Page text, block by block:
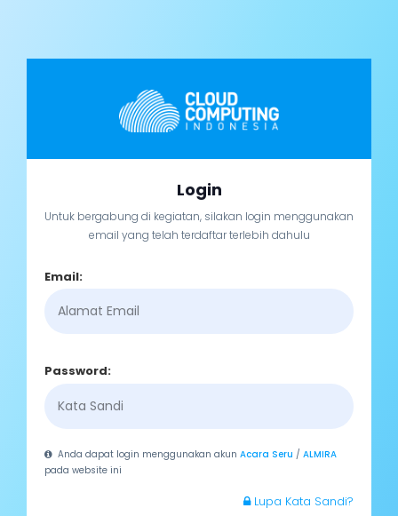
Login
Untuk bergabung di kegiatan, silakan login menggunakan
email yang telah terdaftar terlebih dahulu
Email:
Password:
Anda dapat login menggunakan akunAcara Seru /ALMIRA
pada website ini
Lupa Kata Sandi?